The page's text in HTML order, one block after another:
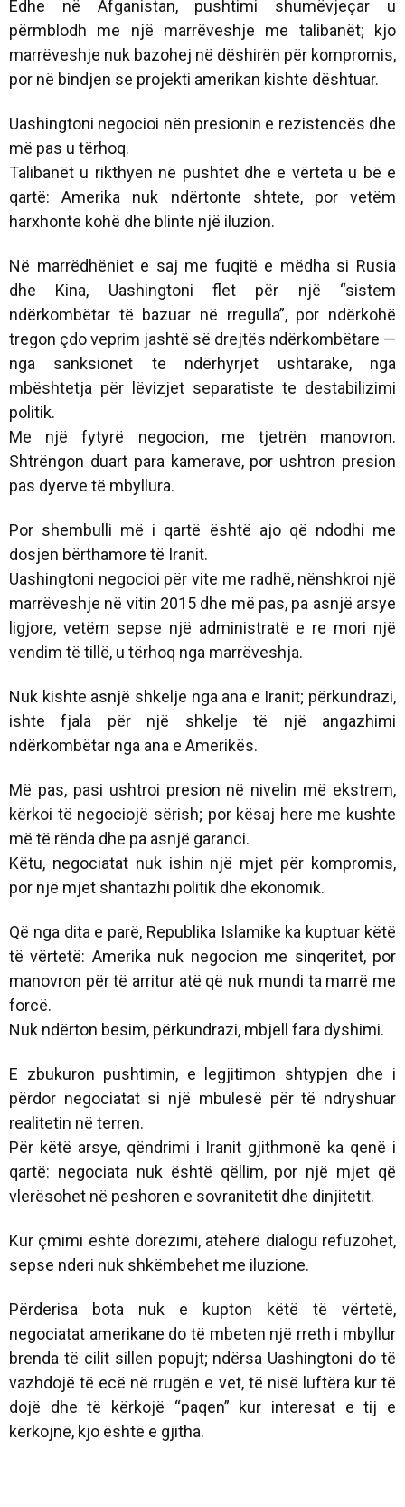
Edhe në Afganistan, pushtimi shumëvjeçar u
përmblodh me një marrëveshje me talibanët; kjo
marrëveshje nuk bazohej në dëshirën për kompromis,
por në bindjen se projekti amerikan kishte dështuar.
Uashingtoni negocioi nën presionin e rezistencës dhe
më pas u tërhoq.
Talibanët u rikthyen në pushtet dhe e vërteta u bë e
qartë: Amerika nuk ndërtonte shtete, por vetëm
harxhonte kohë dhe blinte një iluzion.
Në marrëdhëniet e saj me fuqitë e mëdha si Rusia
dhe Kina, Uashingtoni flet për një “sistem
ndërkombëtar të bazuar në rregulla”, por ndërkohë
tregon çdo veprim jashtë së drejtës ndërkombëtare —
nga sanksionet te ndërhyrjet ushtarake, nga
mbështetja për lëvizjet separatiste te destabilizimi
politik.
Me një fytyrë negocion, me tjetrën manovron.
Shtrëngon duart para kamerave, por ushtron presion
pas dyerve të mbyllura.
Por shembulli më i qartë është ajo që ndodhi me
dosjen bërthamore të Iranit.
Uashingtoni negocioi për vite me radhë, nënshkroi një
marrëveshje në vitin 2015 dhe më pas, pa asnjë arsye
ligjore, vetëm sepse një administratë e re mori një
vendim të tillë, u tërhoq nga marrëveshja.
Nuk kishte asnjë shkelje nga ana e Iranit; përkundrazi,
ishte fjala për një shkelje të një angazhimi
ndërkombëtar nga ana e Amerikës.
Më pas, pasi ushtroi presion në nivelin më ekstrem,
kërkoi të negociojë sërish; por kësaj here me kushte
më të rënda dhe pa asnjë garanci.
Këtu, negociatat nuk ishin një mjet për kompromis,
por një mjet shantazhi politik dhe ekonomik.
Që nga dita e parë, Republika Islamike ka kuptuar këtë
të vërtetë: Amerika nuk negocion me sinqeritet, por
manovron për të arritur atë që nuk mundi ta marrë me
forcë.
Nuk ndërton besim, përkundrazi, mbjell fara dyshimi.
E zbukuron pushtimin, e legjitimon shtypjen dhe i
përdor negociatat si një mbulesë për të ndryshuar
realitetin në terren.
Për këtë arsye, qëndrimi i Iranit gjithmonë ka qenë i
qartë: negociata nuk është qëllim, por një mjet që
vlerësohet në peshoren e sovranitetit dhe dinjitetit.
Kur çmimi është dorëzimi, atëherë dialogu refuzohet,
sepse nderi nuk shkëmbehet me iluzione.
Përderisa bota nuk e kupton këtë të vërtetë,
negociatat amerikane do të mbeten një rreth i mbyllur
brenda të cilit sillen popujt; ndërsa Uashingtoni do të
vazhdojë të ecë në rrugën e vet, të nisë luftëra kur të
dojë dhe të kërkojë “paqen” kur interesat e tij e
kërkojnë, kjo është e gjitha.